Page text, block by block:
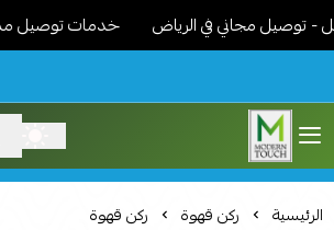
مجاني في الرياض خدمات توصيل مميزة -
اثاث مودرن لمسة عصرية
الرئيسية ركن قهوة ركن قهوة